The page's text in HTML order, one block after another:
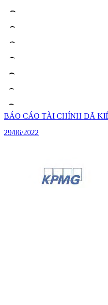
BÁO CÁO TÀI CHÍNH ĐÃ
29/06/2022